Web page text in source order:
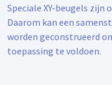
Speciale XY-beugels zijn
Daarom kan een
worden geconstrueerd
toepassing te voldoen.